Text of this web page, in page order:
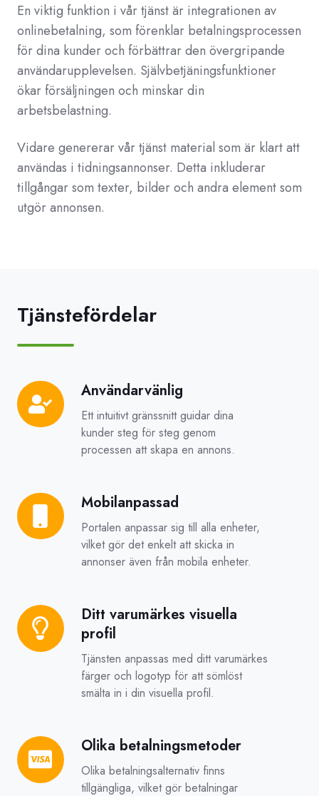
En viktig funktion i vår tjänst är integrationen av
onlinebetalning, som förenklar betalningsprocessen
för dina kunder och förbättrar den övergripande
användarupplevelsen. Självbetjäningsfunktioner
ökar försäljningen och minskar din
arbetsbelastning.
Vidare genererar vår tjänst material som är klart att
användas i tidningsannonser. Detta inkluderar
tillgångar som texter, bilder och andra element som
utgör annonsen.
Tjänstefördelar
Användarvänlig
Ett intuitivt gränssnitt guidar dina
kunder steg för steg genom
processen att skapa en annons.
Användarvänlig
Mobilanpassad
Portalen anpassar sig till alla enheter,
vilket gör det enkelt att skicka in
annonser även från mobila enheter.
Mobilanpassad
Ditt varumärkes visuella
profil
Tjänsten anpassas med ditt varumärkes
färger och logotyp för att sömlöst
smälta in i din visuella profil.
Ditt
varumärkes
visuella
Olika betalningsmetoder
Olika betalningsalternativ finns
tillgängliga, vilket gör betalningar
Olika
betalningsmetoder